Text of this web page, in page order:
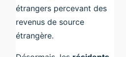
étrangers percevant des
revenus de source
étrangère.